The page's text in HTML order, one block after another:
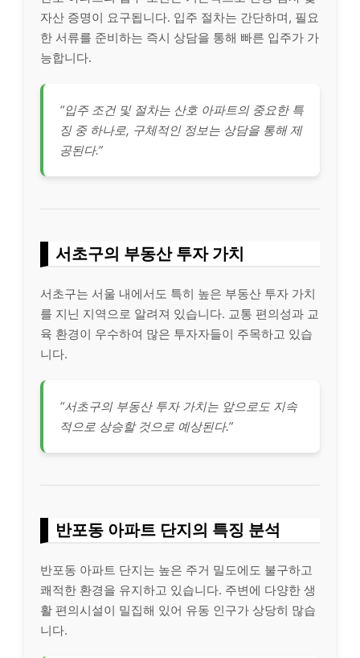
자산 증명이 요구됩니다. 입주 절차는 간단하며, 필요
한 서류를 준비하는 즉시 상담을 통해 빠른 입주가 가
능합니다.
“입주 조건 및 절차는 산호 아파트의 중요한 특
징 중 하나로, 구체적인 정보는 상담을 통해 제
공된다.”
서초구의 부동산 투자 가치
서초구는 서울 내에서도 특히 높은 부동산 투자 가치
를 지닌 지역으로 알려져 있습니다. 교통 편의성과 교
육 환경이 우수하여 많은 투자자들이 주목하고 있습
니다.
“서초구의 부동산 투자 가치는 앞으로도 지속
적으로 상승할 것으로 예상된다.”
반포동 아파트 단지의 특징 분석
반포동 아파트 단지는 높은 주거 밀도에도 불구하고
쾌적한 환경을 유지하고 있습니다. 주변에 다양한 생
활 편의시설이 밀집해 있어 유동 인구가 상당히 많습
니다.